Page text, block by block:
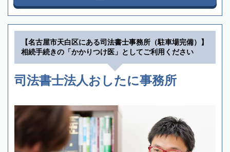
【名古屋市天白区にある司法書士事務所（駐車場完備）】
相続手続きの「かかりつけ医」としてご利用ください
司法書士法人おしたに事務所